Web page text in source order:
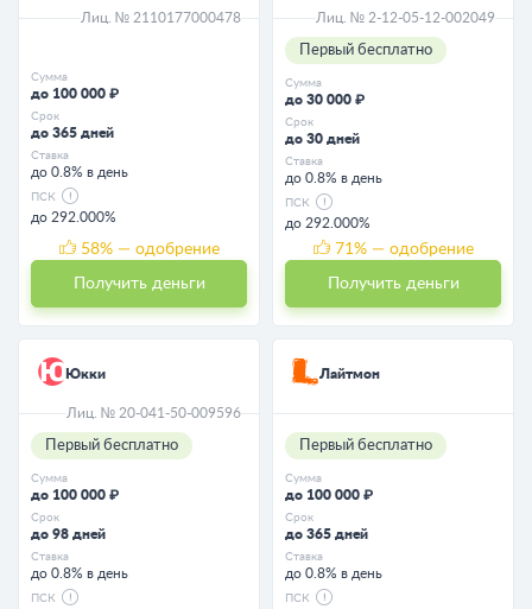
Лиц. № 2110177000478
Сумма
до 100 000 ₽
Срок
до 365 дней
Ставка
до 0.8% в день
ПСК
до 292.000%
58% — одобрение
Получить деньги
Лиц. № 2-12-05-12-002049
Первый бесплатно
Сумма
до 30 000 ₽
Срок
до 30 дней
Ставка
до 0.8% в день
ПСК
до 292.000%
71 % — одобрение
Получить деньги
Юкки
Лиц. № 20-041-50-009596
Первый бесплатно
Сумма
до 100 000 ₽
Срок
до 98 дней
Ставка
до 0.8% в день
ПСК
Лайтмон
Первый бесплатно
Сумма
до 100 000 ₽
Срок
до 365 дней
Ставка
до 0.8% в день
ПСК